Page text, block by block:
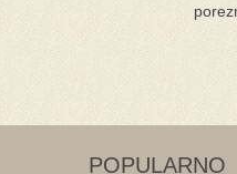
POPULARNO